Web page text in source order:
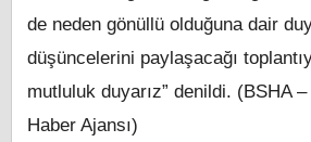
de neden gönüllü olduğuna dair
düşüncelerini paylaşacağı
mutluluk duyarız” denildi. (BSHA
Haber Ajansı)